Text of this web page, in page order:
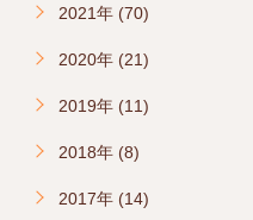
2021年 (70)
2020年 (21)
2019年 (11)
2018年 (8)
2017年 (14)